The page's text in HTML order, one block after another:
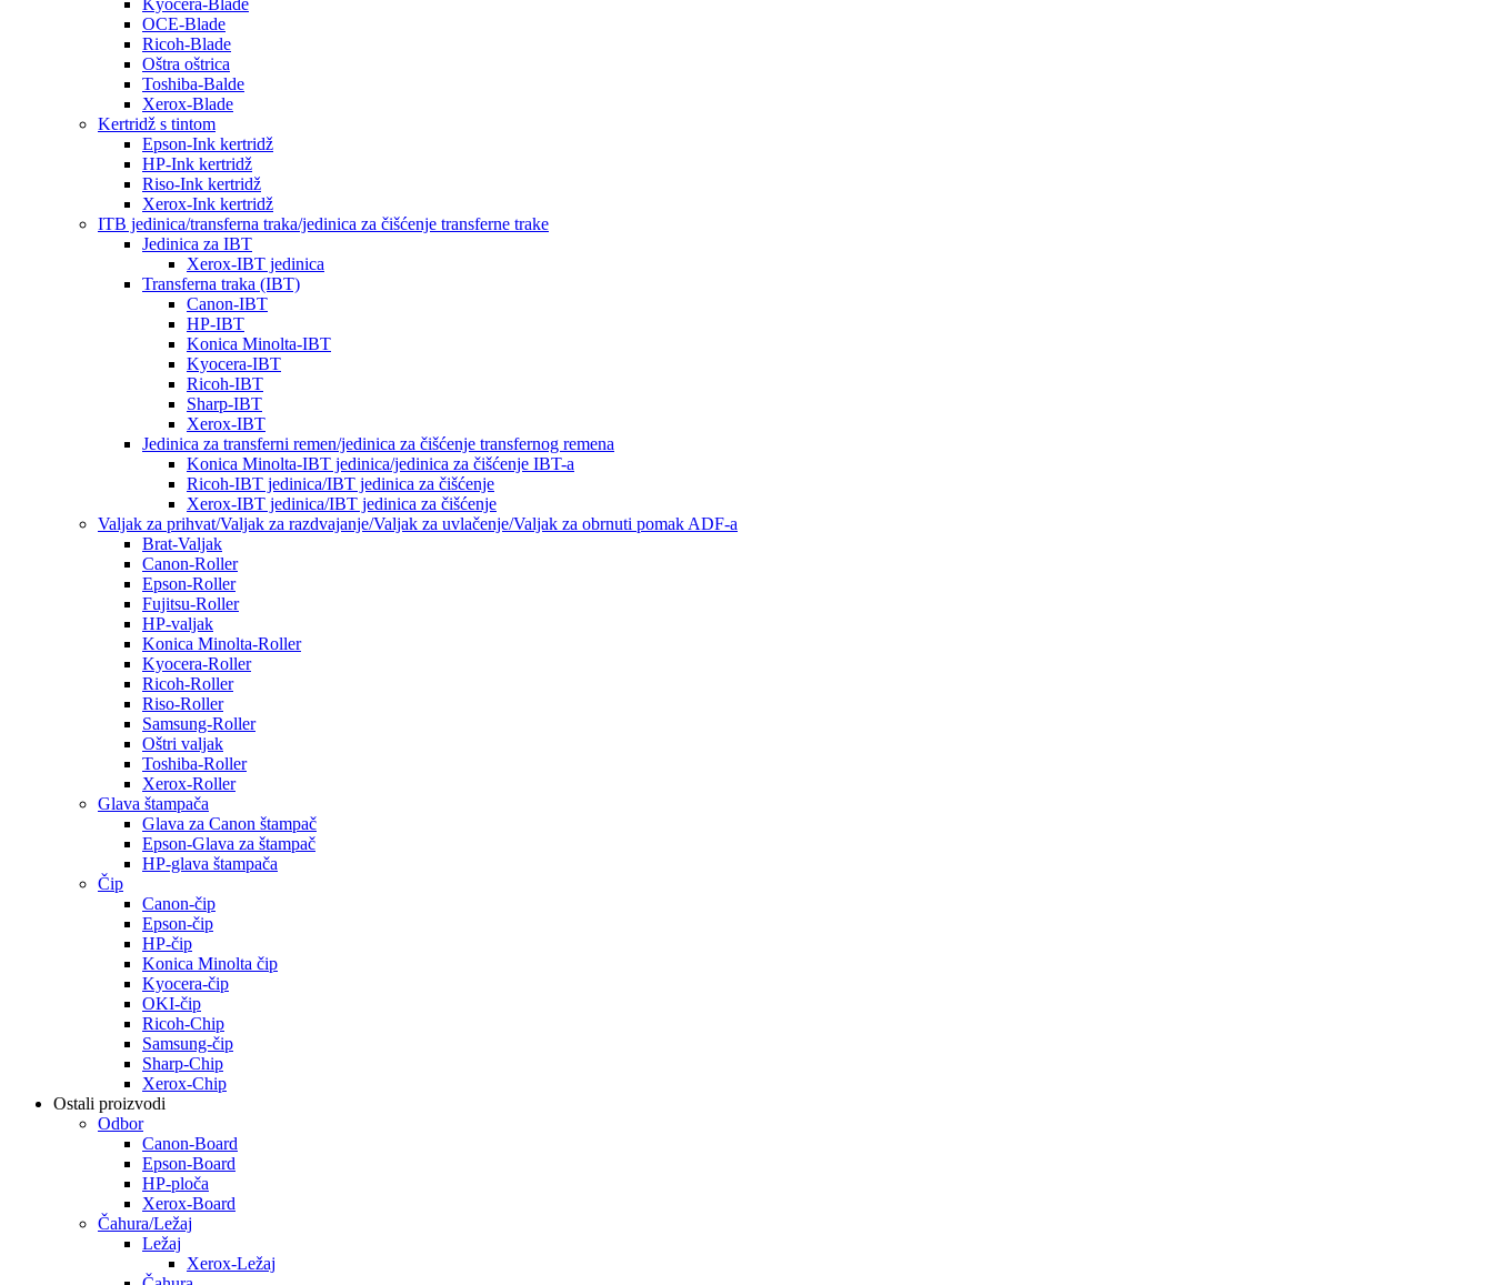
Kyocera-Blade
OCE-Blade
Ricoh-Blade
Oštra oštrica
Toshiba-Balde
Xerox-Blade
Kertridž s tintom
Epson-Ink kertridž
HP-Ink kertridž
Riso-Ink kertridž
Xerox-Ink kertridž
ITB jedinica/transferna traka/jedinica za čišćenje transferne trake
Jedinica za IBT
Xerox-IBT jedinica
Transferna traka (IBT)
Canon-IBT
HP-IBT
Konica Minolta-IBT
Kyocera-IBT
Ricoh-IBT
Sharp-IBT
Xerox-IBT
Jedinica za transferni remen/jedinica za čišćenje transfernog remena
Konica Minolta-IBT jedinica/jedinica za čišćenje IBT-a
Ricoh-IBT jedinica/IBT jedinica za čišćenje
Xerox-IBT jedinica/IBT jedinica za čišćenje
Valjak za prihvat/Valjak za razdvajanje/Valjak za uvlačenje/Valjak za obrnuti pomak ADF-a
Brat-Valjak
Canon-Roller
Epson-Roller
Fujitsu-Roller
HP-valjak
Konica Minolta-Roller
Kyocera-Roller
Ricoh-Roller
Riso-Roller
Samsung-Roller
Oštri valjak
Toshiba-Roller
Xerox-Roller
Glava štampača
Glava za Canon štampač
Epson-Glava za štampač
HP-glava štampača
Čip
Canon-čip
Epson-čip
HP-čip
Konica Minolta čip
Kyocera-čip
OKI-čip
Ricoh-Chip
Samsung-čip
Sharp-Chip
Xerox-Chip
Ostali proizvodi
Odbor
Canon-Board
Epson-Board
HP-ploča
Xerox-Board
Čahura/Ležaj
Ležaj
Xerox-Ležaj